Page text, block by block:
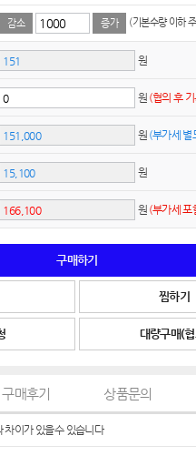
감소 증가 (기본수량 이하
원
원 (협의 후
원 (부가세 별
원
원 (부가세 포
구매하기
찜하기
대량구매(
구매후기 상품문의
차이가 있을수 있습니다